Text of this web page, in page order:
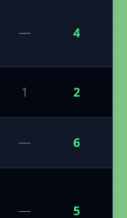
— 4
1 2
— 6
— 5